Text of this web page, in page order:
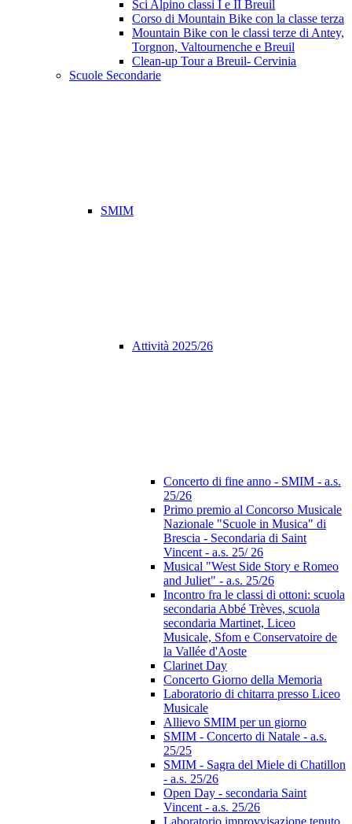
Sci Alpino classi I e II Breuil
Corso di Mountain Bike con la classe terza
Mountain Bike con le classi terze di Antey,
Torgnon, Valtournenche e Breuil
Clean-up Tour a Breuil- Cervinia
Scuole Secondarie
SMIM
Attività 2025/26
Concerto di fine anno - SMIM - a.s.
25/26
Primo premio al Concorso Musicale
Nazionale "Scuole in Musica" di
Brescia - Secondaria di Saint
Vincent - a.s. 25/ 26
Musical "West Side Story e Romeo
and Juliet" - a.s. 25/26
Incontro fra le classi di ottoni: scuola
secondaria Abbé Trèves, scuola
secondaria Martinet, Liceo
Musicale, Sfom e Conservatoire de
la Vallée d'Aoste
Clarinet Day
Concerto Giorno della Memoria
Laboratorio di chitarra presso Liceo
Musicale
Allievo SMIM per un giorno
SMIM - Concerto di Natale - a.s.
25/25
SMIM - Sagra del Miele di Chatillon
- a.s. 25/26
Open Day - secondaria Saint
Vincent - a.s. 25/26